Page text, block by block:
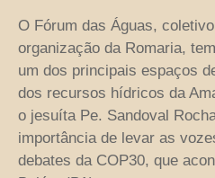
O Fórum das Águas,
organização da Romaria,
um dos principais espaços
dos recursos hídricos da
o jesuíta Pe. Sandoval
importância de levar as
debates da COP30, que